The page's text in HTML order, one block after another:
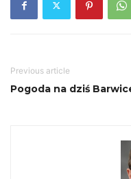
Previous article
Pogoda na dziś